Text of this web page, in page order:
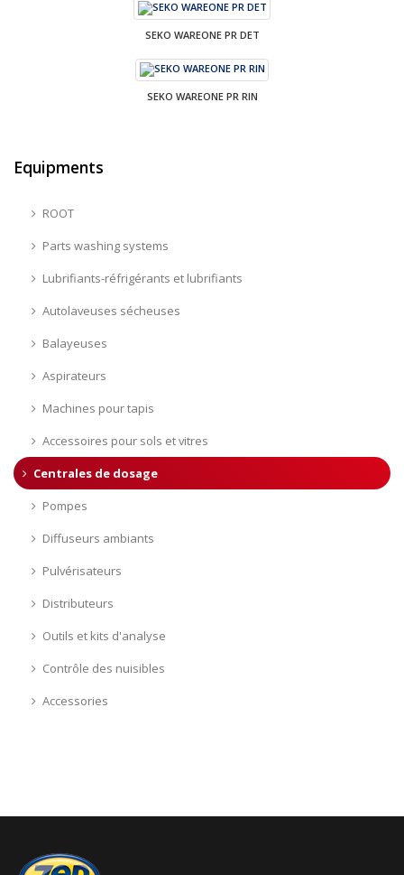
SEKO WAREONE PR DET
SEKO WAREONE PR RIN
Equipments
ROOT
Parts washing systems
Lubrifiants-réfrigérants et lubrifiants
Autolaveuses sécheuses
Balayeuses
Aspirateurs
Machines pour tapis
Accessoires pour sols et vitres
Centrales de dosage
Pompes
Diffuseurs ambiants
Pulvérisateurs
Distributeurs
Outils et kits d'analyse
Contrôle des nuisibles
Accessories